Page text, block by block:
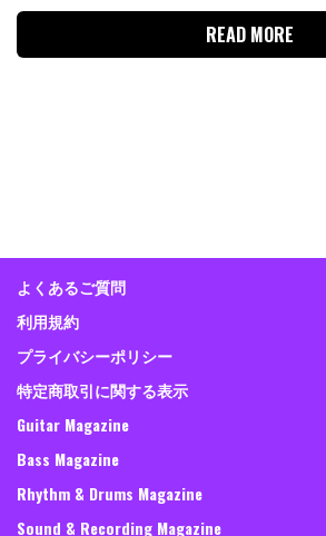
READ MORE
よくあるご質問
利用規約
プライバシーポリシー
特定商取引に関する表示
Guitar Magazine
Bass Magazine
Rhythm & Drums Magazine
Sound & Recording Magazine